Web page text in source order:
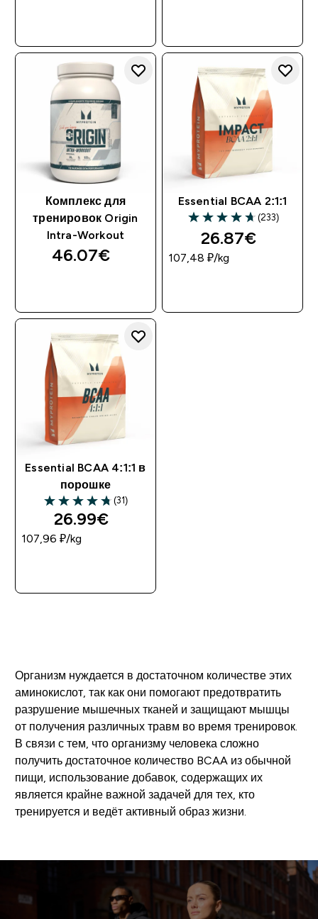
Комплекс для
тренировок Origin
Intra-Workout
46.07€‎
Essential BCAA 2:1:1
(233)
26.87€‎
107,48 ₽‎/kg
Essential BCAA 4:1:1 в
порошке
(31)
26.99€‎
107,96 ₽‎/kg
Организм нуждается в достаточном количестве этих
аминокислот, так как они помогают предотвратить
разрушение мышечных тканей и защищают мышцы
от получения различных травм во время тренировок.
В связи с тем, что организму человека сложно
получить достаточное количество BCAA из обычной
пищи, использование добавок, содержащих их
является крайне важной задачей для тех, кто
тренируется и ведёт активный образ жизни.